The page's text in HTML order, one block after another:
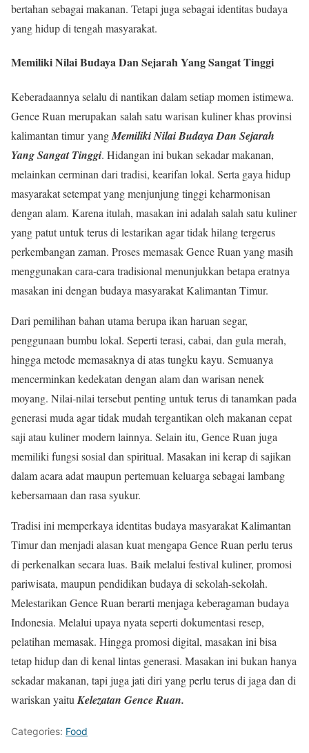
bertahan sebagai makanan. Tetapi juga sebagai identitas budaya
yang hidup di tengah masyarakat.
Memiliki Nilai Budaya Dan Sejarah Yang Sangat Tinggi
Keberadaannya selalu di nantikan dalam setiap momen istimewa.
Gence Ruan merupakan salah satu warisan kuliner khas provinsi
kalimantan timur yangMemiliki Nilai Budaya Dan Sejarah
Yang Sangat Tinggi. Hidangan ini bukan sekadar makanan,
melainkan cerminan dari tradisi, kearifan lokal. Serta gaya hidup
masyarakat setempat yang menjunjung tinggi keharmonisan
dengan alam. Karena itulah, masakan ini adalah salah satu kuliner
yang patut untuk terus di lestarikan agar tidak hilang tergerus
perkembangan zaman. Proses memasak Gence Ruan yang masih
menggunakan cara-cara tradisional menunjukkan betapa eratnya
masakan ini dengan budaya masyarakat Kalimantan Timur.
Dari pemilihan bahan utama berupa ikan haruan segar,
penggunaan bumbu lokal. Seperti terasi, cabai, dan gula merah,
hingga metode memasaknya di atas tungku kayu. Semuanya
mencerminkan kedekatan dengan alam dan warisan nenek
moyang. Nilai-nilai tersebut penting untuk terus di tanamkan pada
generasi muda agar tidak mudah tergantikan oleh makanan cepat
saji atau kuliner modern lainnya. Selain itu, Gence Ruan juga
memiliki fungsi sosial dan spiritual. Masakan ini kerap di sajikan
dalam acara adat maupun pertemuan keluarga sebagai lambang
kebersamaan dan rasa syukur.
Tradisi ini memperkaya identitas budaya masyarakat Kalimantan
Timur dan menjadi alasan kuat mengapa Gence Ruan perlu terus
di perkenalkan secara luas. Baik melalui festival kuliner, promosi
pariwisata, maupun pendidikan budaya di sekolah-sekolah.
Melestarikan Gence Ruan berarti menjaga keberagaman budaya
Indonesia. Melalui upaya nyata seperti dokumentasi resep,
pelatihan memasak. Hingga promosi digital, masakan ini bisa
tetap hidup dan di kenal lintas generasi. Masakan ini bukan hanya
sekadar makanan, tapi juga jati diri yang perlu terus di jaga dan di
wariskan yaitu Kelezatan Gence Ruan.
Categories: Food